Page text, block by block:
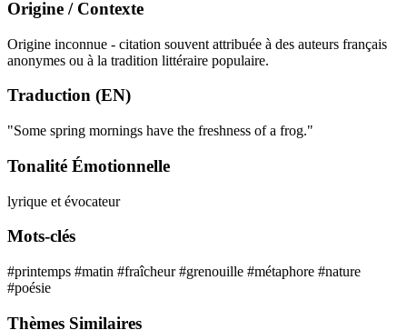
Origine / Contexte
Origine inconnue - citation souvent attribuée à des auteurs français
anonymes ou à la tradition littéraire populaire.
Traduction (EN)
"Some spring mornings have the freshness of a frog."
Tonalité Émotionnelle
lyrique et évocateur
Mots-clés
#printemps #matin #fraîcheur#grenouille #métaphore #nature
#poésie
Thèmes Similaires